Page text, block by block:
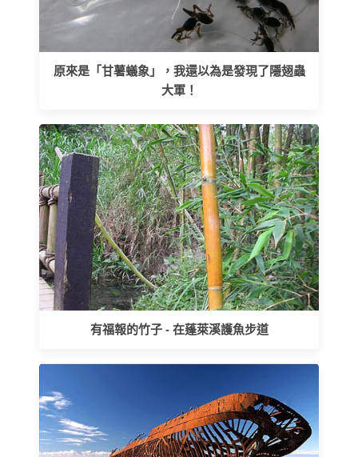
原來是「甘薯蟻象」，我還以為是發現了隱翅蟲
大軍！
有福報的竹子 - 在蓬萊溪護魚步道